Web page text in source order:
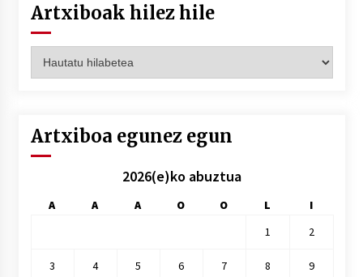
Artxiboak hilez hile
hilez
Artxiboa egunez egun
2026(e)ko abuztua
A A A O O L
I
1
2
3 4 5 6 7 8 9